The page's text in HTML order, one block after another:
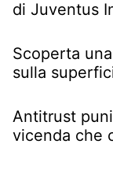
di Juventus
Scoperta
sulla
Antitrust
vicenda che